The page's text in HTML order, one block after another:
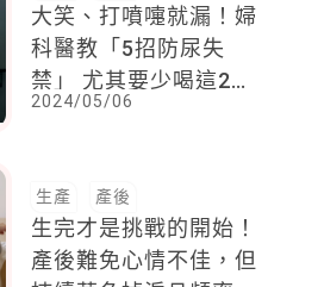
大笑、打噴嚏就漏！婦
科醫教「5招防尿失
禁」 尤其要少喝這2種
飲料
2024/05/06
生產 產後
生完才是挑戰的開始！
產後難免心情不佳，但